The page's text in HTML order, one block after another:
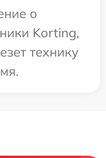
о
Korting,
технику